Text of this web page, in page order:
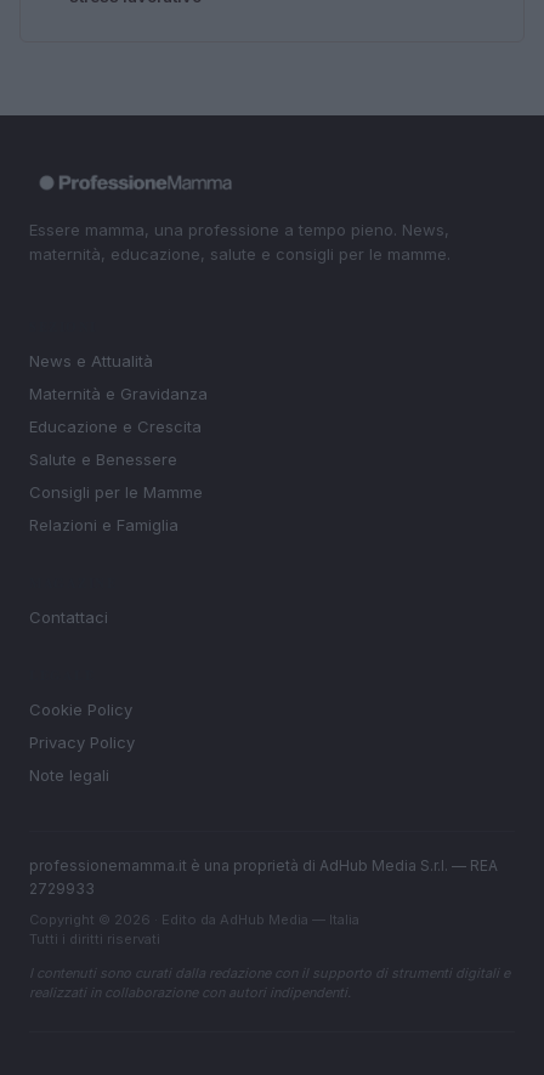
Essere mamma, una professione a tempo pieno. News,
maternità, educazione, salute e consigli per le mamme.
News e Attualità
Maternità e Gravidanza
Educazione e Crescita
Salute e Benessere
Consigli per le Mamme
Relazioni e Famiglia
Contattaci
Cookie Policy
Privacy Policy
Note legali
professionemamma.it è una proprietà di AdHub Media S.r.l. — REA
2729933
Copyright © 2026 · Edito da AdHub Media — Italia
Tutti i diritti riservati
I contenuti sono curati dalla redazione con il supporto di strumenti digitali e
realizzati in collaborazione con autori indipendenti.